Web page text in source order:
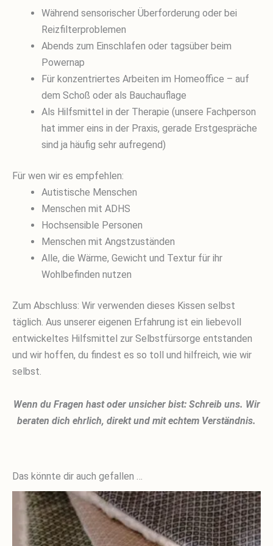
Während sensorischer Überforderung oder bei
Reizfilterproblemen
Abends zum Einschlafen oder tagsüber beim
Powernap
Für konzentriertes Arbeiten im Homeoffice – auf
dem Schoß oder als Bauchauflage
Als Hilfsmittel in der Therapie (unsere Fachperson
hat immer eins in der Praxis, gerade Erstgespräche
sind ja häufig sehr aufregend)
Für wen wir es empfehlen:
Autistische Menschen
Menschen mit ADHS
Hochsensible Personen
Menschen mit Angstzuständen
Alle, die Wärme, Gewicht und Textur für ihr
Wohlbefinden nutzen
Zum Abschluss: Wir verwenden dieses Kissen selbst
täglich. Aus unserer eigenen Erfahrung ist ein liebevoll
entwickeltes Hilfsmittel zur Selbstfürsorge entstanden
und wir hoffen, du findest es so toll und hilfreich, wie wir
selbst.
Wenn du Fragen hast oder unsicher bist: Schreib uns. Wir
beraten dich ehrlich, direkt und mit echtem Verständnis.
Das könnte dir auch gefallen …
Dieses
Produkt
weist